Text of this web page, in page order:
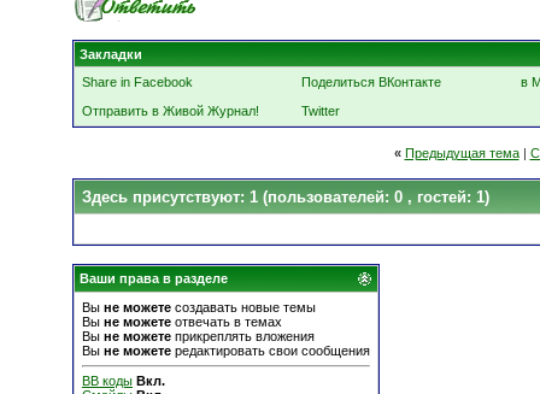
Закладки
Share in Facebook
Поделиться ВКонтакте
в
Отправить в Живой Журнал!
Twitter
« Предыдущая тема|
Здесь присутствуют: 1 (пользователей: 0 , гостей: 1)
Ваши права в разделе
Вы не можете создавать новые темы
Вы не можете отвечать в темах
Вы не можете прикреплять вложения
Вы не можете редактировать свои сообщения
BB коды Вкл.